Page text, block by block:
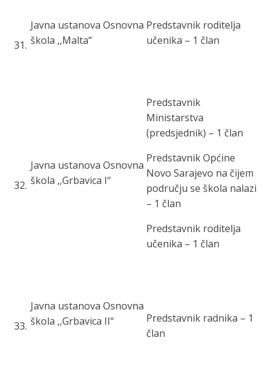
31.
Javna ustanova Osnovna
škola ,,Malta“
Predstavnik roditelja
učenika – 1 član
32.
Javna ustanova Osnovna
škola ,,Grbavica I“
Predstavnik
Ministarstva
(predsjednik) – 1 član
Predstavnik Općine
Novo Sarajevo na čijem
području se škola nalazi
– 1 član
Predstavnik roditelja
učenika – 1 član
33.
Javna ustanova Osnovna
škola ,,Grbavica II“
Predstavnik radnika – 1
član